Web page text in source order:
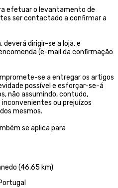
efetuar o levantamento de
ser contactado a confirmar a
dirigir-se a loja, e
(e-mail da confirmação
se a entregar os artigos
possível e esforçar-se-á
não assumindo, contudo,
ou prejuízos
mesmos.
se aplica para
(46,65 km)